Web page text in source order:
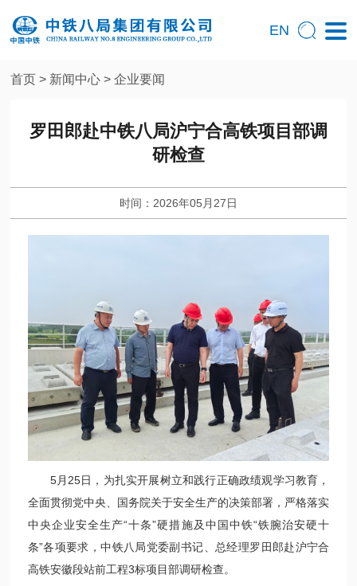
EN
首页 > 新闻中心 >企业要闻
罗田郎赴中铁八局沪宁合高铁项目部调
研检查
时间：2026年05月27日
5月25日，为扎实开展树立和践行正确政绩观学习教育，
全面贯彻党中央、国务院关于安全生产的决策部署，严格落实
中央企业安全生产“十条”硬措施及中国中铁“铁腕治安硬十
条”各项要求，中铁八局党委副书记、总经理罗田郎赴沪宁合
高铁安徽段站前工程3标项目部调研检查。